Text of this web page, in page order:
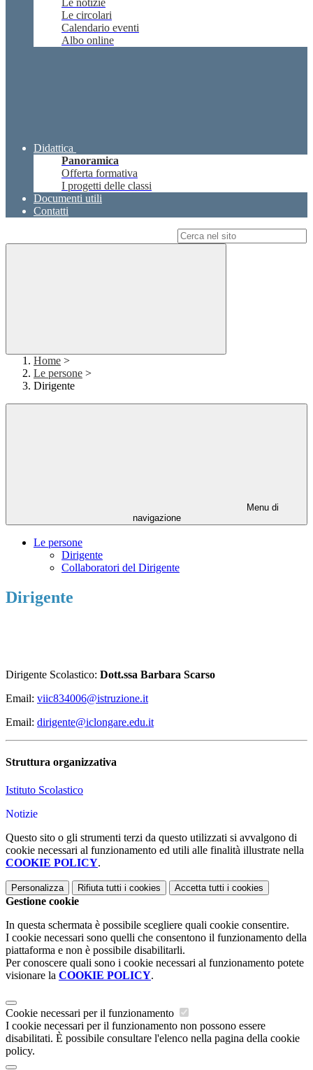
Le notizie
Le circolari
Calendario eventi
Albo online
Didattica
Panoramica
Offerta formativa
I progetti delle classi
Documenti utili
Contatti
Home >
Le persone >
Dirigente
Menu di
navigazione
Le persone
Dirigente
Collaboratori del Dirigente
Dirigente
Dirigente Scolastico: Dott.ssa Barbara Scarso
Email: viic834006@istruzione.it
Email: dirigente@iclongare.edu.it
Struttura organizzativa
Istituto Scolastico
Notizie
Questo sito o gli strumenti terzi da questo utilizzati si avvalgono di
cookie necessari al funzionamento ed utili alle finalità illustrate nella
COOKIE POLICY.
Personalizza Rifiuta tutti i cookies Accetta tutti i cookies
Gestione cookie
In questa schermata è possibile scegliere quali cookie consentire.
I cookie necessari sono quelli che consentono il funzionamento della
piattaforma e non è possibile disabilitarli.
Per conoscere quali sono i cookie necessari al funzionamento potete
visionare la COOKIE POLICY.
Cookie necessari per il funzionamento
I cookie necessari per il funzionamento non possono essere
disabilitati. È possibile consultare l'elenco nella pagina della cookie
policy.